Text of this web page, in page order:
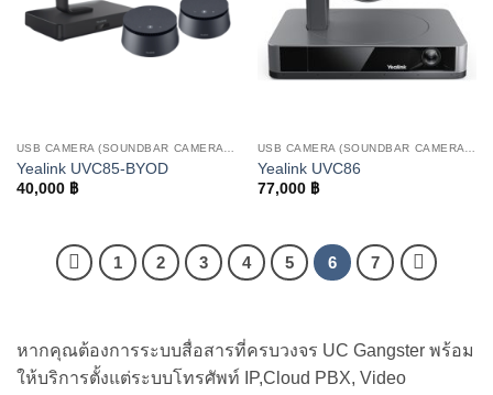
USB CAMERA (SOUNDBAR CAMERA AND PTZ CAMERA)
Yealink UVC85-BYOD
40,000 ฿
USB CAMERA (SOUNDBAR CAMERA AND PTZ CAMERA)
Yealink UVC86
77,000 ฿
1 2 3 4 5 6 7
หากคุณต้องการระบบสื่อสารที่ครบวงจร UC Gangster พร้อม
ให้บริการตั้งแต่ระบบโทรศัพท์ IP,Cloud PBX, Video